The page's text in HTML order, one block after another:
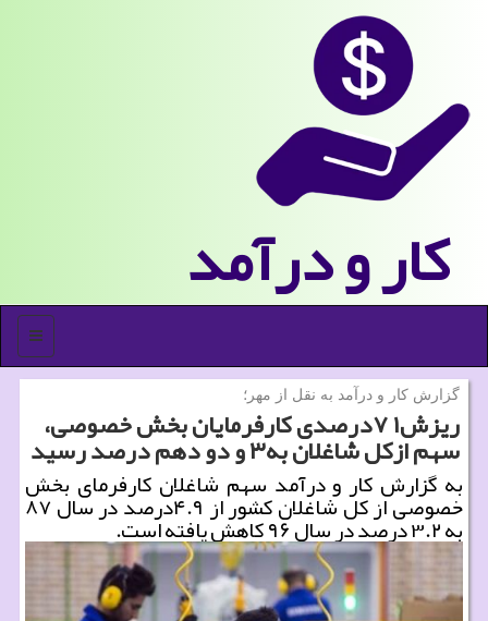
كار و درآمد
منو
گزارش كار و درآمد به نقل از مهر؛
ریزش۱ ۷درصدی كارفرمایان بخش خصوصی،
سهم ازكل شاغلان به۳ و دو دهم درصد رسید
به گزارش كار و درآمد سهم شاغلان كارفرمای بخش
خصوصی از كل شاغلان كشور از ۴.۹درصد در سال ۸۷
به ۳.۲ درصد در سال ۹۶ كاهش یافته است.